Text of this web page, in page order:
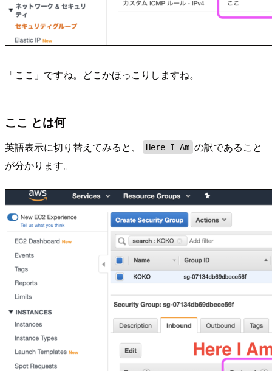
「ここ」ですね。どこかほっこりしますね。
ここ とは何
英語表示に切り替えてみると、 Here I Am の訳であること
が分かります。